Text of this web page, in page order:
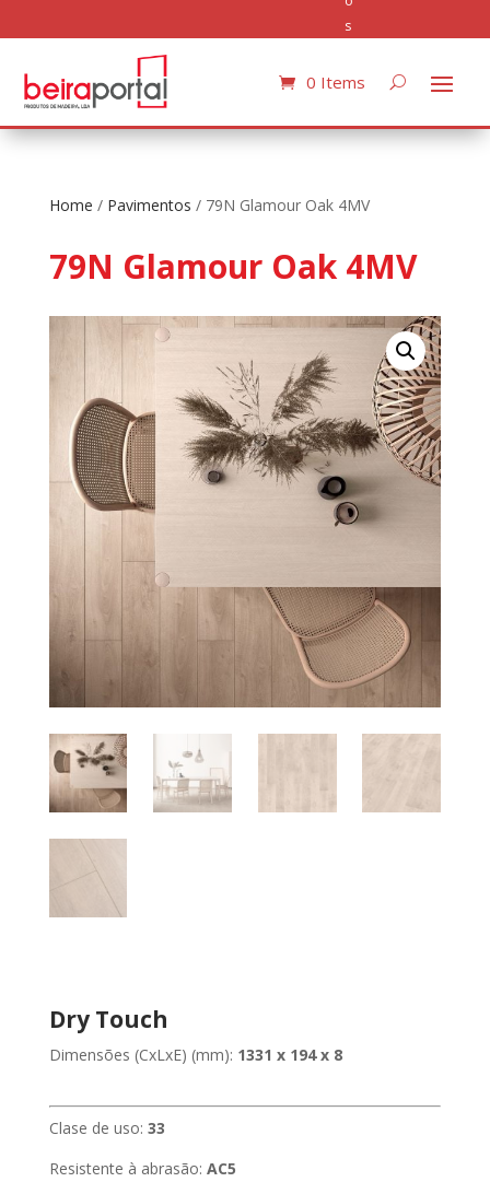
s
0 Items
Home / Pavimentos / 79N Glamour Oak 4MV
79N Glamour Oak 4MV
Dry Touch
Dimensões (CxLxE) (mm): 1331 x 194 x 8
Clase de uso: 33
Resistente à abrasão: AC5